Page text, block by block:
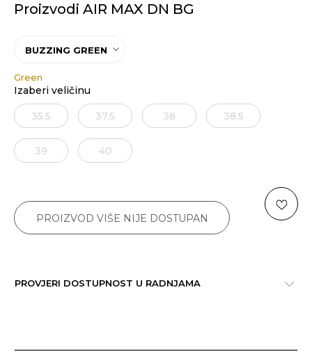
Proizvodi AIR MAX DN BG
BUZZING GREEN
Green
Izaberi veličinu
35.5 37.5 38 38.5
39 40
PROIZVOD VIŠE NIJE DOSTUPAN
PROVJERI DOSTUPNOST U RADNJAMA